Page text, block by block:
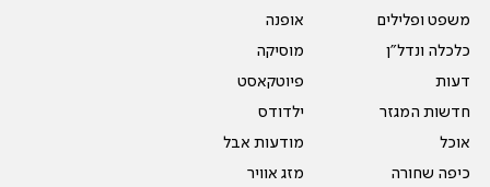
משפט ופלילים
כלכלה ונדל"ן
דעות
חדשות המגזר
אוכל
כיפה שחורה
אופנה
מוסיקה
פיוטקאסט
ילדודס
מודעות אבל
מזג אוויר